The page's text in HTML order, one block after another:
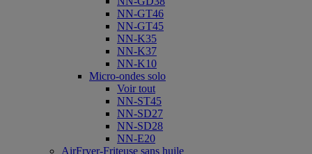
NN-GT46
NN-GT45
NN-K35
NN-K37
NN-K10
Micro-ondes solo
Voir tout
NN-ST45
NN-SD27
NN-SD28
NN-E20
AirFryer-Friteuse sans huile